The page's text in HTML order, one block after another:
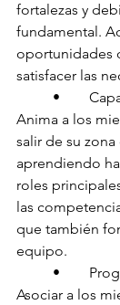
fortalezas y
fundamental.
oportunidades
satisfacer las
Anima a los
salir de su
aprendiendo
roles
las
que también
equipo.
Asociar a los